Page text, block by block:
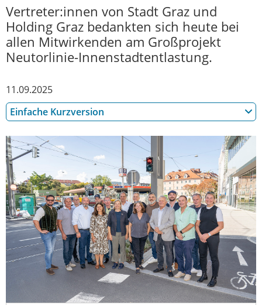
Vertreter:innen von Stadt Graz und
Holding Graz bedankten sich heute bei
allen Mitwirkenden am Großprojekt
Neutorlinie-Innenstadtentlastung.
11.09.2025
Einfache Kurzversion